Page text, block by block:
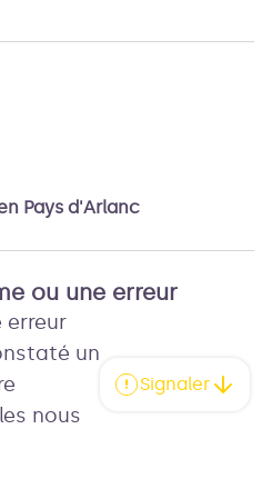
Pays d'Arlanc
ou une erreur
erreur
un
nous
Signaler